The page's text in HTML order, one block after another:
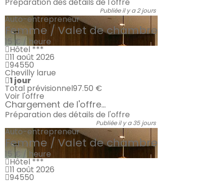
Publiée il y a 2 jours
Auto-entrepreneur
Femme / Valet de chambre
15 € / heure
Hôtel ***
11 août 2026
94550
Chevilly larue
1 jour
Total prévisionnel97.50 €
Voir l'offre
Chargement de l'offre...
Préparation des détails de l'offre
Publiée il y a 35 jours
Auto-entrepreneur
Femme / Valet de chambre
15 € / heure
Hôtel ***
11 août 2026
94550